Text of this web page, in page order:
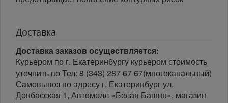
Доставка
Доставка заказов осуществляется:
Курьером по г. Екатеринбургу курьером стоимость
уточнить по Тел: 8 (343) 287 67 67(многоканальный)
Самовывоз по адресу г. Екатеринбург ул.
Донбасская 1, Автомолл «Белая Башня», магазин